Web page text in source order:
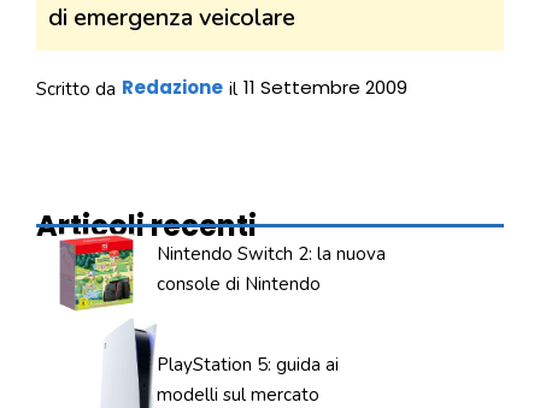
di emergenza veicolare
Scritto da Redazione il 11 Settembre 2009
Articoli recenti
Nintendo Switch 2: la nuova
console di Nintendo
PlayStation 5: guida ai
modelli sul mercato